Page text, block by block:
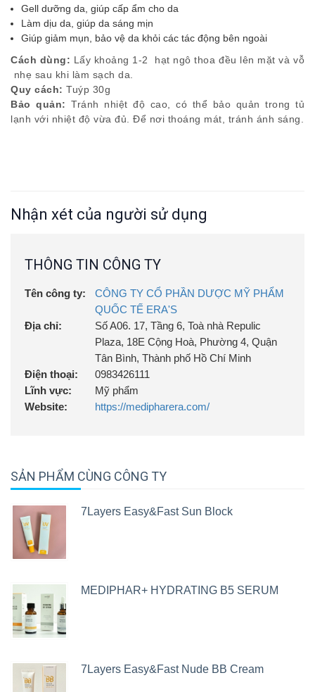
Gell dưỡng da, giúp cấp ẩm cho da
Làm dịu da, giúp da sáng mịn
Giúp giảm mụn, bảo vệ da khỏi các tác động bên ngoài
Cách dùng: Lấy khoảng 1-2 hạt ngô thoa đều lên mặt và vỗ
nhẹ sau khi làm sạch da.
Quy cách: Tuýp 30g
Bảo quản: Tránh nhiệt độ cao, có thể bảo quản trong tủ
lạnh với nhiệt độ vừa đủ. Để nơi thoáng mát, tránh ánh sáng.
Nhận xét của người sử dụng
THÔNG TIN CÔNG TY
Tên công ty:
CÔNG TY CỔ PHẦN DƯỢC MỸ PHẨM
QUỐC TẾ ERA'S
Địa chỉ:
Số A06. 17, Tầng 6, Toà nhà Repulic
Plaza, 18E Cộng Hoà, Phường 4, Quận
Tân Bình, Thành phố Hồ Chí Minh
Điện thoại:
0983426111
Lĩnh vực:
Mỹ phẩm
Website:
https://medipharera.com/
SẢN PHẨM CÙNG CÔNG TY
7Layers Easy&Fast Sun Block
MEDIPHAR+ HYDRATING B5 SERUM
7Layers Easy&Fast Nude BB Cream